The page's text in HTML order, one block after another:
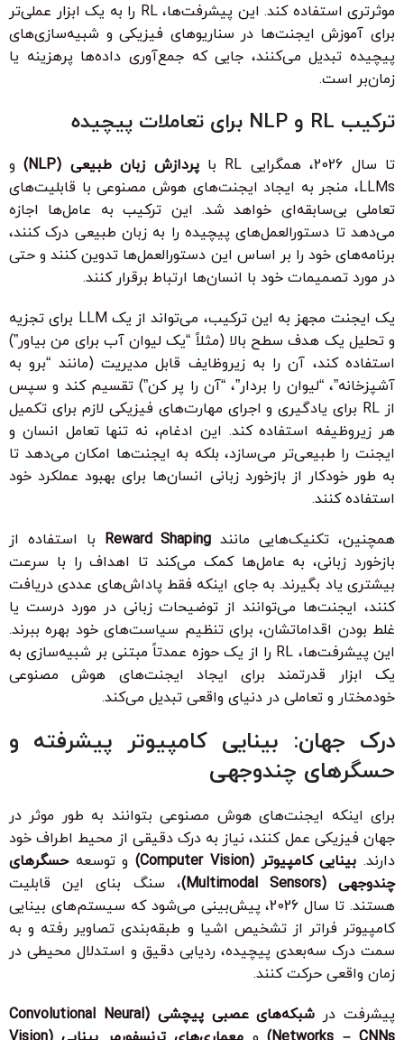
موثرتری استفاده کند. این پیشرفت‌ها، RL را به یک ابزار عملی‌تر
برای آموزش ایجنت‌ها در سناریوهای فیزیکی و شبیه‌سازی‌های
پیچیده تبدیل می‌کنند، جایی که جمع‌آوری داده‌ها پرهزینه یا
زمان‌بر است.
ترکیب RL و NLP برای تعاملات پیچیده
تا سال 2026، همگرایی RL با پردازش زبان طبیعی (NLP)
و
LLMs، منجر به ایجاد ایجنت‌های هوش مصنوعی با قابلیت‌های
تعاملی بی‌سابقه‌ای خواهد شد. این ترکیب به عامل‌ها اجازه
می‌دهد تا دستورالعمل‌های پیچیده را به زبان طبیعی درک کنند،
برنامه‌های خود را بر اساس این دستورالعمل‌ها تدوین کنند و حتی
در مورد تصمیمات خود با انسان‌ها ارتباط برقرار کنند.
یک ایجنت مجهز به این ترکیب، می‌تواند از یک LLM برای تجزیه
و تحلیل یک هدف سطح بالا (مثلاً “یک لیوان آب برای من بیاور”)
استفاده کند، آن را به زیروظایف قابل مدیریت (مانند “برو به
آشپزخانه”، “لیوان را بردار”، “آن را پر کن”) تقسیم کند و سپس
از RL برای یادگیری و اجرای مهارت‌های فیزیکی لازم برای تکمیل
هر زیروظیفه استفاده کند. این ادغام، نه تنها تعامل انسان و
ایجنت را طبیعی‌تر می‌سازد، بلکه به ایجنت‌ها امکان می‌دهد تا
به طور خودکار از بازخورد زبانی انسان‌ها برای بهبود عملکرد خود
استفاده کنند.
همچنین، تکنیک‌هایی مانند Reward Shaping با استفاده از
بازخورد زبانی، به عامل‌ها کمک می‌کند تا اهداف را با سرعت
بیشتری یاد بگیرند. به جای اینکه فقط پاداش‌های عددی دریافت
کنند، ایجنت‌ها می‌توانند از توضیحات زبانی در مورد درست یا
غلط بودن اقداماتشان، برای تنظیم سیاست‌های خود بهره ببرند.
این پیشرفت‌ها، RL را از یک حوزه عمدتاً مبتنی بر شبیه‌سازی به
یک ابزار قدرتمند برای ایجاد ایجنت‌های هوش مصنوعی
خودمختار و تعاملی در دنیای واقعی تبدیل می‌کند.
درک جهان: بینایی کامپیوتر پیشرفته و
حسگرهای چندوجهی
برای اینکه ایجنت‌های هوش مصنوعی بتوانند به طور موثر در
جهان فیزیکی عمل کنند، نیاز به درک دقیقی از محیط اطراف خود
دارند. بینایی کامپیوتر (Computer Vision) و توسعهحسگرهای
چندوجهی (Multimodal Sensors)
، سنگ بنای این قابلیت
هستند. تا سال 2026، پیش‌بینی می‌شود که سیستم‌های بینایی
کامپیوتر فراتر از تشخیص اشیا و طبقه‌بندی تصاویر رفته و به
سمت درک سه‌بعدی پیچیده، ردیابی دقیق و استدلال محیطی در
زمان واقعی حرکت کنند.
پیشرفت در
شبکه‌های عصبی پیچشی (Convolutional Neural